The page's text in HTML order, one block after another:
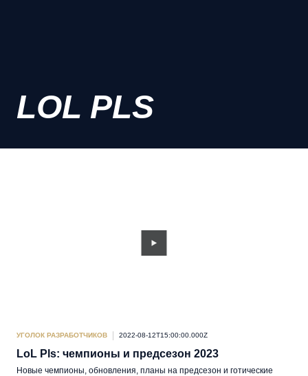
LOL PLS
УГОЛОК РАЗРАБОТЧИКОВ 2022-08-12T15:00:00.000Z
LoL Pls: чемпионы и предсезон 2023
Новые чемпионы, обновления, планы на предсезон и готические